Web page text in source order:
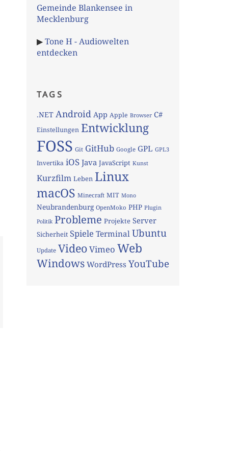
Gemeinde Blankensee in
Mecklenburg
▶Tone H - Audiowelten
entdecken
TAGS
.NET Android App Apple Browser C#
Einstellungen Entwicklung
FOSS Git GitHub Google GPL GPL3
Invertika iOS Java JavaScript Kunst
Kurzfilm Leben Linux
macOS Minecraft MIT Mono
Neubrandenburg OpenMoko PHP Plugin
Politik Probleme Projekte Server
Sicherheit Spiele TerminalUbuntu
Update VideoVimeo Web
Windows WordPress YouTube